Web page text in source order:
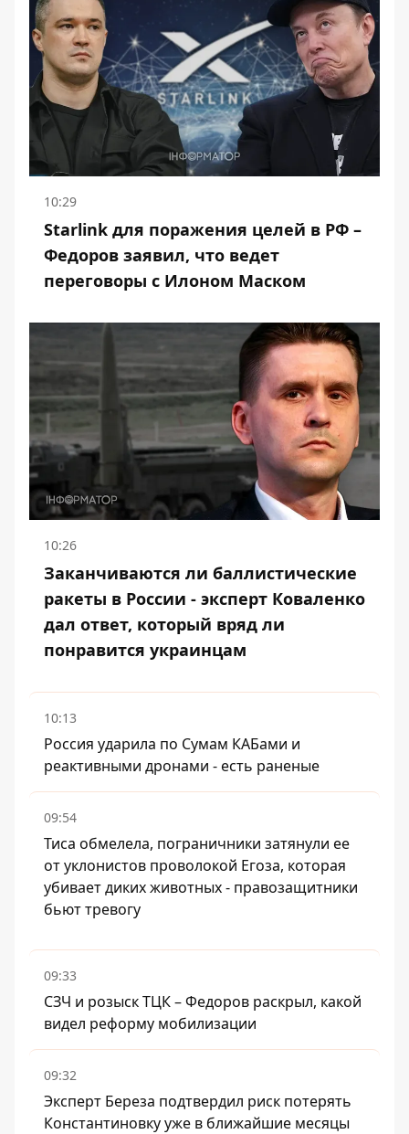
10:29
Starlink для поражения целей в РФ –
Федоров заявил, что ведет
переговоры с Илоном Маском
10:26
Заканчиваются ли баллистические
ракеты в России - эксперт Коваленко
дал ответ, который вряд ли
понравится украинцам
10:13
Россия ударила по Сумам КАБами и
реактивными дронами - есть раненые
09:54
Тиса обмелела, пограничники затянули ее
от уклонистов проволокой Егоза, которая
убивает диких животных - правозащитники
бьют тревогу
09:33
СЗЧ и розыск ТЦК – Федоров раскрыл, какой
видел реформу мобилизации
09:32
Эксперт Береза ​​подтвердил риск потерять
Константиновку уже в ближайшие месяцы